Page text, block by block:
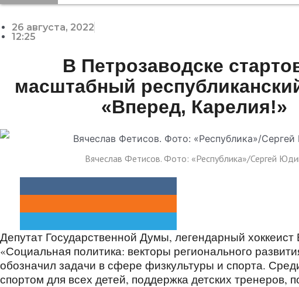
26 августа, 2022
12:25
В Петрозаводске
масштабный
«Вперед, Карелия!»
Вячеслав Фетисов. Фото: «Республика»/Сергей
Депутат Государственной Думы, легендарный
«Социальная политика: векторы регионального
обозначил задачи в сфере физкультуры и спорта.
спортом для всех детей, поддержка детских тренеров,